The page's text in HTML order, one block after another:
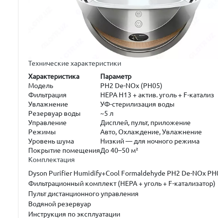
Технические характеристики
Характеристика
Параметр
Модель
PH2 De-NOx (PH05)
Фильтрация
HEPA H13 + актив. уголь + F-катализ
Увлажнение
УФ-стерилизация воды
Резервуар воды
~5 л
Управление
Дисплей, пульт, приложение
Режимы
Авто, Охлаждение, Увлажнение
Уровень шума
Низкий — для ночного режима
Покрытие помещенияДо 40–50 м²
Комплектация
Dyson Purifier Humidify+Cool Formaldehyde PH2 De-NOx
Фильтрационный комплект (HEPA + уголь + F-катализатор)
Пульт дистанционного управления
Водяной резервуар
Инструкция по эксплуатации